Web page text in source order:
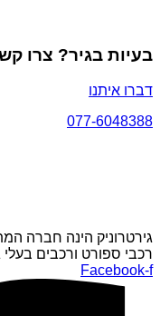
בעיות בגיר? צרו
דברו איתנו
077-6048388
גירטרוניק הינה חברה
רכבי ספורט ורכבים
Facebook-f